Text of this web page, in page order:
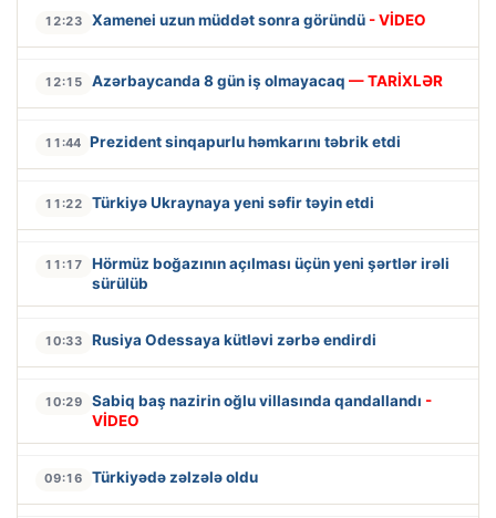
12:23 Xamenei uzun müddət sonra göründü - VİDEO
12:15 Azərbaycanda 8 gün iş olmayacaq — TARİXLƏR
11:44 Prezident sinqapurlu həmkarını təbrik etdi
11:22 Türkiyə Ukraynaya yeni səfir təyin etdi
11:17
Hörmüz boğazının açılması üçün yeni şərtlər irəli
sürülüb
10:33 Rusiya Odessaya kütləvi zərbə endirdi
10:29 Sabiq baş nazirin oğlu villasında qandallandı -
VİDEO
09:16 Türkiyədə zəlzələ oldu